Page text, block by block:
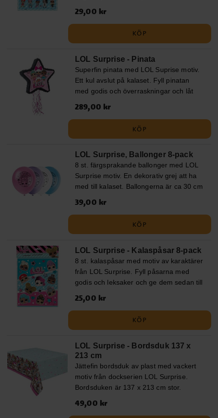
Förpackningen innehåller totalt 80 st.
Pris:29,00 kr
29,00 kr
KÖP
LOL Surprise - Pinata
Superfin pinata med LOL Suprise motiv.
Ett kul avslut på kalaset. Fyll pinatan
med godis och överraskningar och låt
tömma innehållet. Pinatan är ca 40 x 50
Pris:289,00 kr
289,00 kr
KÖP
LOL Surprise, Ballonger 8-pack
8 st. färgsprakande ballonger med LOL
Surprise motiv. En dekorativ grej att ha
med till kalaset. Ballongerna är ca 30 cm
i diameter uppblåsta.
Pris:39,00 kr
39,00 kr
KÖP
LOL Surprise - Kalaspåsar 8-pack
8 st. kalaspåsar med motiv av karaktärer
från LOL Surprise. Fyll påsarna med
godis och leksaker och ge dem sedan till
Pris:25,00 kr
25,00 kr
KÖP
LOL Surprise - Bordsduk 137 x
213 cm
Jättefin bordsduk av plast med vackert
motiv från dockserien LOL Surprise.
Bordsduken är 137 x 213 cm stor.
Pris:49,00 kr
49,00 kr